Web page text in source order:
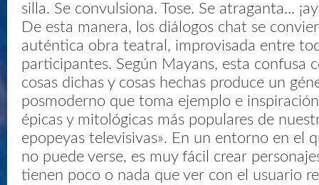
silla. Se convulsiona. Tose. Se atraganta...
De esta manera, los diálogos chat se
auténtica obra teatral, improvisada entre
participantes. Según Mayans, esta confusa
cosas dichas y cosas hechas produce un
posmoderno que toma ejemplo e
épicas y mitológicas más populares de
epopeyas televisivas». En un entorno en el
no puede verse, es muy fácil crear
tienen poco o nada que ver con el usuario